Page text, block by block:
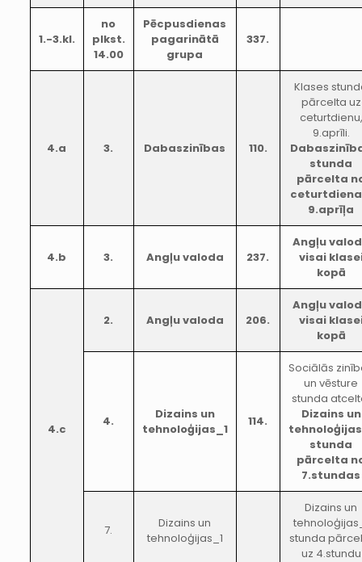
1.-3.kl.
no
plkst.
14.00
Pēcpusdienas
pagarinātā
grupa
337.
4.a 3. Dabaszinības 110.
Klases
pārcelta uz
ceturtdienu,
9.aprīli.
stunda
pārcelta
9.aprīļa
4.b 3. Angļu valoda 237.
Angļu
visai
kopā
4.c
2. Angļu valoda 206.
Angļu
visai
kopā
4.
Dizains un
tehnoloģijas_1
114.
Sociālās
un vēsture
stunda
Dizains un
stunda
pārcelta
7.stundas
7.
Dizains un
tehnoloģijas_1
Dizains un
stunda
uz 4.stundu